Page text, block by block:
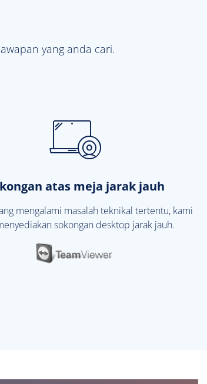
yang anda cari.
atas meja jarak jauh
mengalami masalah teknikal tertentu, kami
sokongan desktop jarak jauh.